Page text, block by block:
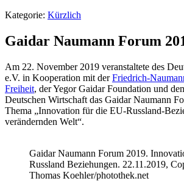
Kategorie: Kürzlich
Gaidar Naumann Forum
Am 22. November 2019 veranstaltete des
e.V. in Kooperation mit derFriedrich-
Freiheit, der Yegor Gaidar Foundation und
Deutschen Wirtschaft das Gaidar Naumann
Thema „Innovation für die EU-Russland-
verändernden Welt“.
Gaidar Naumann Forum 2019.
Russland Beziehungen. 22.11.2019,
Thomas Koehler/photothek.net